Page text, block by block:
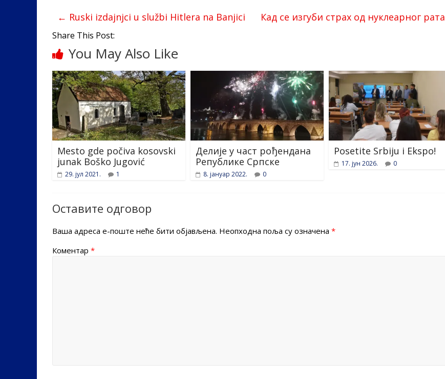
b
o
o
k
er e
dI
n
e
← Ruski izdajnjci u službi Hitlera na Banjici Кад се изгуби страх од нуклеарног рата
Share This Post:
You May Also Like
Mesto gde počiva kosovski
junak Boško Jugović
29. јул 2021. 1
Делије у част рођендана
Републике Српске
8. јануар 2022. 0
Posetite Srbiju i Ekspo!
17. јун 2026. 0
Оставите одговор
Ваша адреса е-поште неће бити објављена. Неопходна поља су означена *
Коментар *